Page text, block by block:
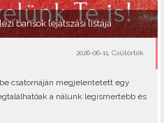
bansok lejátszási listája
2026-06-11, Csütörtök
csatornáján megjelentetett egy
a nálunk legismertebb és